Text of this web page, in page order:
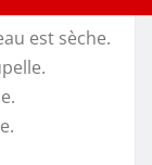
est sèche.